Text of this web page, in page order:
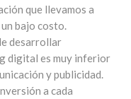
que llevamos a
bajo costo.
desarrollar
digital es muy inferior
y publicidad.
a cada